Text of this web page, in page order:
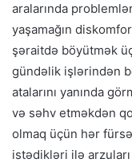
aralarında
yaşamağın
şəraitdə böyütmək
gündəlik işlərindən
atalarını yanında
və səhv etməkdən
olmaq üçün hər
istədikləri ilə